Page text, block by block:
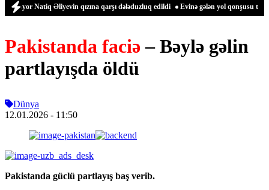
Natiq Əliyevin qızına qarşı dələduzluq edildi Evinə gələn yol qonşusu tərəfindən
Pakistanda faciə – Bəylə gəlin
partlayışda öldü
Dünya
12.01.2026 - 11:50
Pakistanda güclü partlayış baş verib.